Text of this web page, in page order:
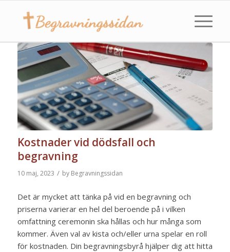
Kostnader vid dödsfall och
begravning
10 maj, 2023 / by Begravningssidan
Det är mycket att tänka på vid en begravning och
priserna varierar en hel del beroende på i vilken
omfattning ceremonin ska hållas och hur många som
kommer. Även val av kista och/eller urna spelar en roll
för kostnaden. Din begravningsbyrå hjälper dig att hitta